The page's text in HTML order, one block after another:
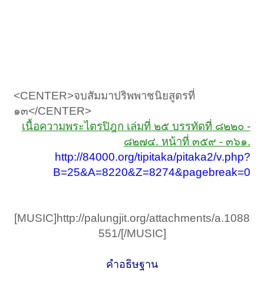
<CENTER>จบสัมมาปริพพาชนิยสูตรที่
๑๓</CENTER>
เนื้อความพระไตรปิฎก เล่มที่ ๒๕ บรรทัดที่ ๘๒๒๐ -
๘๒๗๔. หน้าที่ ๓๕๙ - ๓๖๑.
http://84000.org/tipitaka/pitaka2/v.php?
B=25&A=8220&Z=8274&pagebreak=0
[MUSIC]http://palungjit.org/attachments/a.1088
551/[/MUSIC]​
คำอธิษฐาน